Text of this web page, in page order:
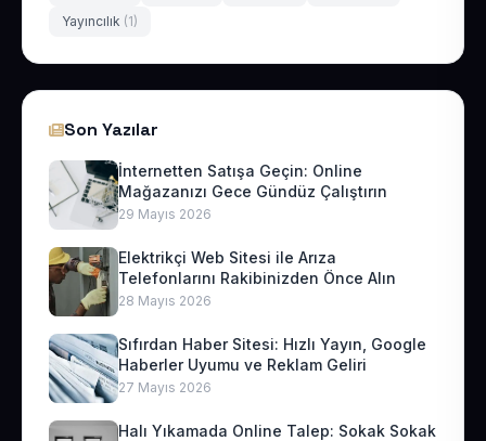
Yayıncılık (1)
Son Yazılar
İnternetten Satışa Geçin: Online
Mağazanızı Gece Gündüz Çalıştırın
29 Mayıs 2026
Elektrikçi Web Sitesi ile Arıza
Telefonlarını Rakibinizden Önce Alın
28 Mayıs 2026
Sıfırdan Haber Sitesi: Hızlı Yayın, Google
Haberler Uyumu ve Reklam Geliri
27 Mayıs 2026
Halı Yıkamada Online Talep: Sokak Sokak